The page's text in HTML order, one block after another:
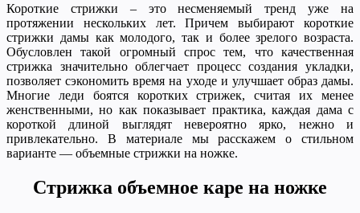
Короткие стрижки – это несменяемый тренд уже на
протяжении нескольких лет. Причем выбирают короткие
стрижки дамы как молодого, так и более зрелого возраста.
Обусловлен такой огромный спрос тем, что качественная
стрижка значительно облегчает процесс создания укладки,
позволяет сэкономить время на уходе и улучшает образ дамы.
Многие леди боятся коротких стрижек, считая их менее
женственными, но как показывает практика, каждая дама с
короткой длиной выглядят невероятно ярко, нежно и
привлекательно. В материале мы расскажем о стильном
варианте — объемные стрижки на ножке.
Стрижка объемное каре на ножке